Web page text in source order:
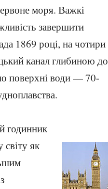
моря. Важкі
завершити
1869 році, на чотири
канал глибиною до
поверхні води — 70-
годинник
світу як